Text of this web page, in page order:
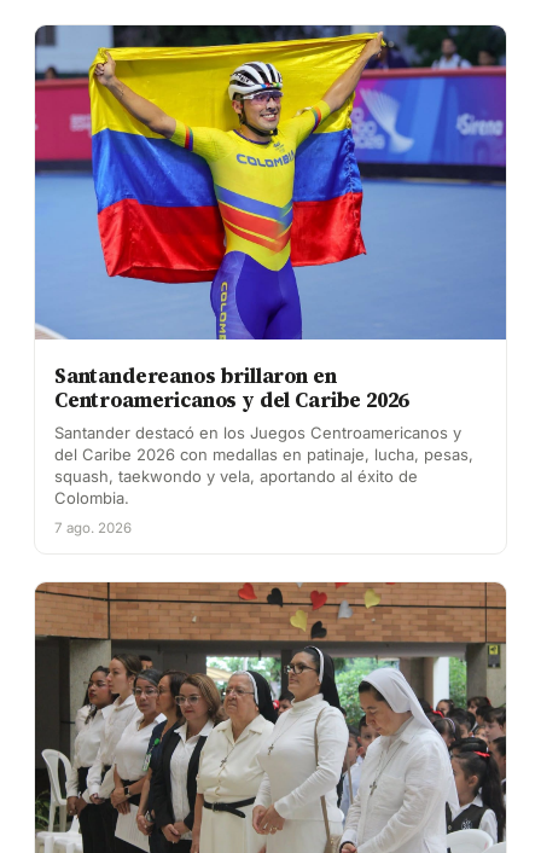
Santandereanos brillaron en
Centroamericanos y del Caribe 2026
Santander destacó en los Juegos Centroamericanos y
del Caribe 2026 con medallas en patinaje, lucha, pesas,
squash, taekwondo y vela, aportando al éxito de
Colombia.
7 ago. 2026